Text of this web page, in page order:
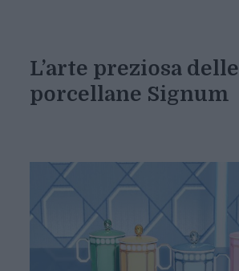
L’arte preziosa delle
porcellane Signum